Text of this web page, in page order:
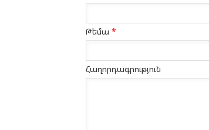
Թեմա *
Հաղորդագրություն